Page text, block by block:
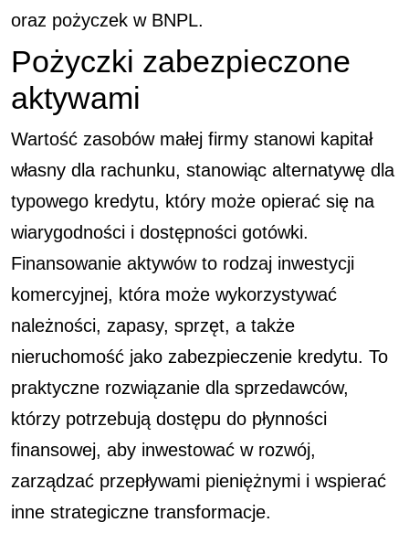
oraz pożyczek w BNPL.
Pożyczki zabezpieczone
aktywami
Wartość zasobów małej firmy stanowi kapitał
własny dla rachunku, stanowiąc alternatywę dla
typowego kredytu, który może opierać się na
wiarygodności i dostępności gotówki.
Finansowanie aktywów to rodzaj inwestycji
komercyjnej, która może wykorzystywać
należności, zapasy, sprzęt, a także
nieruchomość jako zabezpieczenie kredytu. To
praktyczne rozwiązanie dla sprzedawców,
którzy potrzebują dostępu do płynności
finansowej, aby inwestować w rozwój,
zarządzać przepływami pieniężnymi i wspierać
inne strategiczne transformacje.